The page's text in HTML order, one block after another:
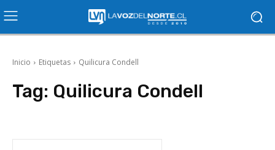
Inicio Etiquetas Quilicura Condell
Tag: Quilicura Condell